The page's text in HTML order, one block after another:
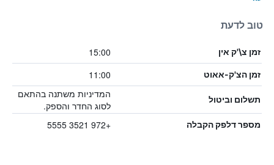
טוב לדעת
זמן צ\'ק אין 15:00
זמן הצ'ק-אאוט 11:00
תשלום וביטול
המדיניות משתנה בהתאם
לסוג החדר והספק.
מספר דלפק הקבלה +972 3521 5555